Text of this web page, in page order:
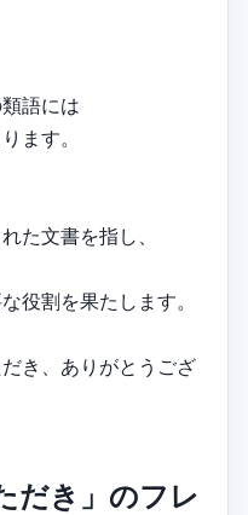
語には
ます。
た文書を指し、
役割を果たします。
き、ありがとうござ
だき」のフレ